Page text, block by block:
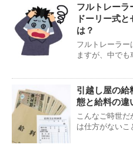
フルトレーラ
ドーリー式
は？
フルトレーラ
ますが、中で
引越し屋の
態と給料の違
こんなご時世
は仕方がないこ